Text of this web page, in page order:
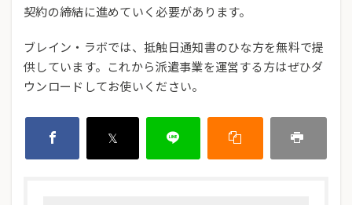
契約の締結に進めていく必要があります。
ブレイン・ラボでは、抵触日通知書のひな方を無料で提
供しています。これから派遣事業を運営する方はぜひダ
ウンロードしてお使いください。